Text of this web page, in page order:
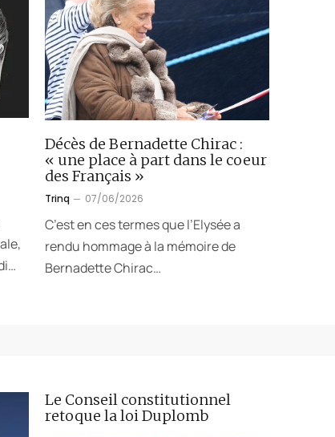
Décès de Bernadette Chirac :
« une place à part dans le coeur
des Français »
Trinq 07/06/2026
C’est en ces termes que l’Elysée a
rendu hommage à la mémoire de
Bernadette Chirac…
Le Conseil constitutionnel
retoque la loi Duplomb